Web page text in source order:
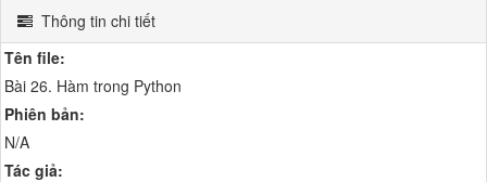
Thông tin chi tiết
Tên file:
Bài 26. Hàm trong Python
Phiên bản:
N/A
Tác giả: